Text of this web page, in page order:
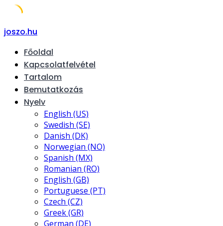
Skip
content
joszo.hu
Főoldal
Kapcsolatfelvétel
Tartalom
Bemutatkozás
Nyelv
English (US)
Swedish (SE)
Danish (DK)
Norwegian (NO)
Spanish (MX)
Romanian (RO)
English (GB)
Portuguese (PT)
Czech (CZ)
Greek (GR)
German (DE)